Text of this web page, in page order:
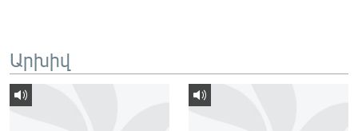
ՓՈԴՔԱՍԹ
Հայերեն
Արխիվ